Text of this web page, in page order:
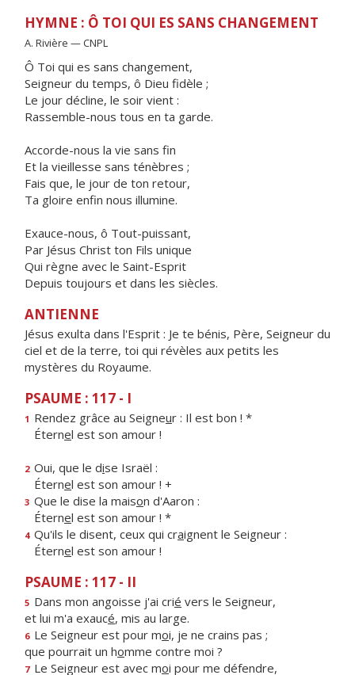
HYMNE : Ô TOI QUI ES SANS CHANGEMENT
A. Rivière — CNPL
Ô Toi qui es sans changement,
Seigneur du temps, ô Dieu fidèle ;
Le jour décline, le soir vient :
Rassemble-nous tous en ta garde.
Accorde-nous la vie sans fin
Et la vieillesse sans ténèbres ;
Fais que, le jour de ton retour,
Ta gloire enfin nous illumine.
Exauce-nous, ô Tout-puissant,
Par Jésus Christ ton Fils unique
Qui règne avec le Saint-Esprit
Depuis toujours et dans les siècles.
ANTIENNE
Jésus exulta dans l'Esprit : Je te bénis, Père, Seigneur du
ciel et de la terre, toi qui révèles aux petits les
mystères du Royaume.
PSAUME : 117 - I
1 Rendez grâce au Seigneur : Il est bon ! *
Éternel est son amour !
2 Oui, que le dise Israël :
Éternel est son amour ! +
3 Que le dise la maison d'Aaron :
Éternel est son amour ! *
4 Qu'ils le disent, ceux qui craignent le Seigneur :
Éternel est son amour !
PSAUME : 117 - II
5 Dans mon angoisse j'ai crié vers le Seigneur,
et lui m'a exaucé, mis au large.
6 Le Seigneur est pour moi, je ne crains pas ;
que pourrait un homme contre moi ?
7 Le Seigneur est avec moi pour me défendre,